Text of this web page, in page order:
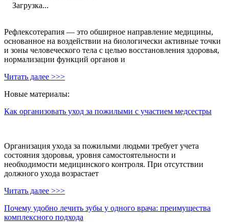
Загрузка...
Рефлексотерапия — это обширное направление медицины,
основанное на воздействии на биологически активные точки
и зоны человеческого тела с целью восстановления здоровья,
нормализации функций органов и
Читать далее >>>
Новые материалы:
Как организовать уход за пожилыми с участием медсестры
Организация ухода за пожилыми людьми требует учета
состояния здоровья, уровня самостоятельности и
необходимости медицинского контроля. При отсутствии
должного ухода возрастает
Читать далее >>>
Почему удобно лечить зубы у одного врача: преимущества
комплексного подхода